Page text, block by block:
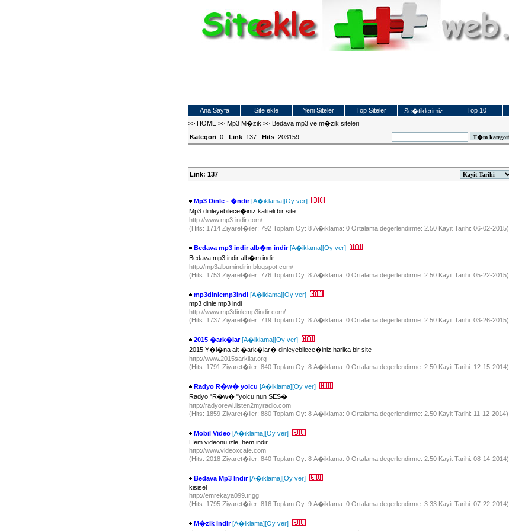
Ana Sayfa Site ekle Yeni Siteler Top Siteler Se�tiklerimiz Top 10
>> HOME >> Mp3 M�zik >> Bedava mp3 ve m�zik siteleri
Kategori: 0 Link: 137 Hits: 203159
Link: 137
Mp3 Dinle - �ndir [A�iklama][Oy ver]
Mp3 dinleyebilece�iniz kaliteli bir site
http://www.mp3-indir.com/
(Hits: 1714 Ziyaret�iler: 792 Toplam Oy: 8 A�iklama: 0 Ortalama degerlendirme: 2.50 Kayit Tarihi: 06-02-2015)
Bedava mp3 indir alb�m indir [A�iklama][Oy ver]
Bedava mp3 indir alb�m indir
http://mp3albumindirin.blogspot.com/
(Hits: 1753 Ziyaret�iler: 776 Toplam Oy: 8 A�iklama: 0 Ortalama degerlendirme: 2.50 Kayit Tarihi: 05-22-2015)
mp3dinlemp3indi [A�iklama][Oy ver]
mp3 dinle mp3 indi
http://www.mp3dinlemp3indir.com/
(Hits: 1737 Ziyaret�iler: 719 Toplam Oy: 8 A�iklama: 0 Ortalama degerlendirme: 2.50 Kayit Tarihi: 03-26-2015)
2015 �ark�lar [A�iklama][Oy ver]
2015 Y�l�na ait �ark�lar� dinleyebilece�iniz harika bir site
http://www.2015sarkilar.org
(Hits: 1791 Ziyaret�iler: 840 Toplam Oy: 8 A�iklama: 0 Ortalama degerlendirme: 2.50 Kayit Tarihi: 12-15-2014)
Radyo R�w� yolcu [A�iklama][Oy ver]
Radyo "R�w� "yolcu nun SES�
http://radyorewi.listen2myradio.com
(Hits: 1859 Ziyaret�iler: 880 Toplam Oy: 8 A�iklama: 0 Ortalama degerlendirme: 2.50 Kayit Tarihi: 11-12-2014)
Mobil Video [A�iklama][Oy ver]
Hem videonu izle, hem indir.
http://www.videoxcafe.com
(Hits: 2018 Ziyaret�iler: 840 Toplam Oy: 8 A�iklama: 0 Ortalama degerlendirme: 2.50 Kayit Tarihi: 08-14-2014)
Bedava Mp3 Indir [A�iklama][Oy ver]
kisisel
http://emrekaya099.tr.gg
(Hits: 1795 Ziyaret�iler: 816 Toplam Oy: 9 A�iklama: 0 Ortalama degerlendirme: 3.33 Kayit Tarihi: 07-22-2014)
M�zik indir [A�iklama][Oy ver]